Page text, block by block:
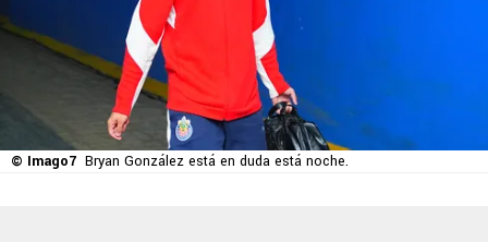
© Imago7 Bryan González está en duda está noche.